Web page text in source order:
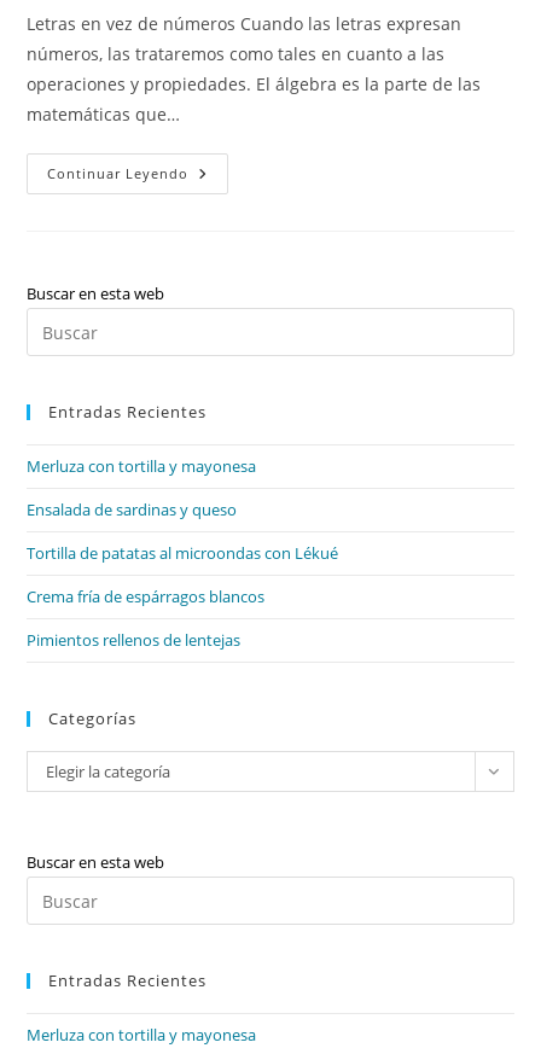
la
entrada:
Letras en vez de números Cuando las letras expresan
números, las trataremos como tales en cuanto a las
operaciones y propiedades. El álgebra es la parte de las
matemáticas que…
Continuar Leyendo Álgebra:
Teoría
Buscar en esta web
Entradas Recientes
Merluza con tortilla y mayonesa
Ensalada de sardinas y queso
Tortilla de patatas al microondas con Lékué
Crema fría de espárragos blancos
Pimientos rellenos de lentejas
Categorías
Categorías
Elegir la categoría
Buscar en esta web
Entradas Recientes
Merluza con tortilla y mayonesa